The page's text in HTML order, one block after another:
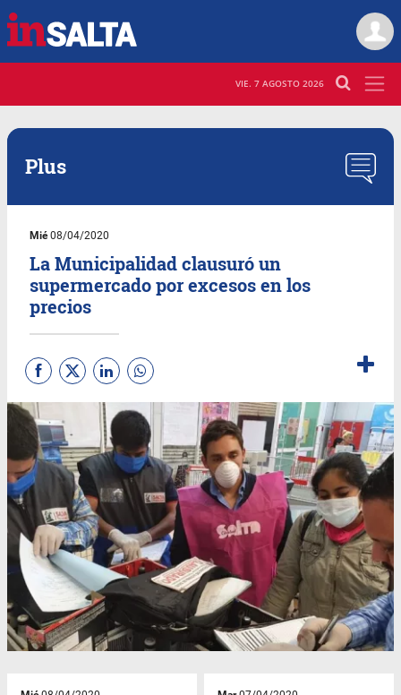
VIE. 7 AGOSTO 2026
Plus
Mié08/04/2020
La Municipalidad clausuró un
supermercado por excesos en los
precios